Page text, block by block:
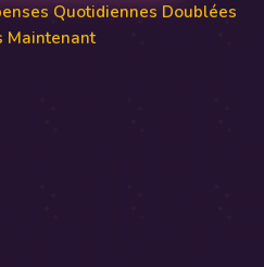
Quotidiennes Doublées
Maintenant